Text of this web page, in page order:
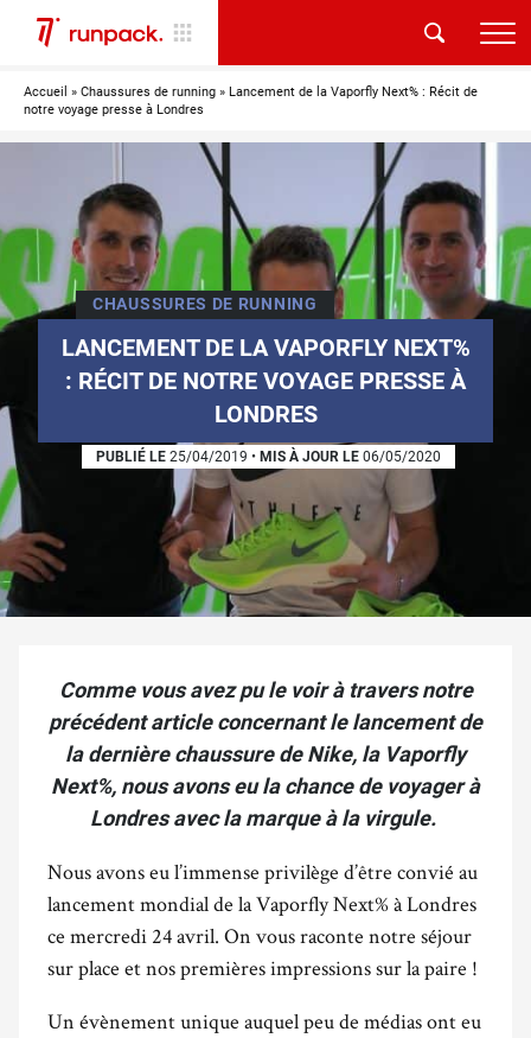
Accueil » Chaussures de running » Lancement de la Vaporfly Next% : Récit de
notre voyage presse à Londres
CHAUSSURES DE RUNNING
LANCEMENT DE LA VAPORFLY NEXT%
: RÉCIT DE NOTRE VOYAGE PRESSE À
LONDRES
PUBLIÉ LE 25/04/2019 • MIS À JOUR LE 06/05/2020
Comme vous avez pu le voir à travers notre
précédent article concernant le lancement de
la dernière chaussure de Nike, la Vaporfly
Next%, nous avons eu la chance de voyager à
Londres avec la marque à la virgule.
Nous avons eu l’immense privilège d’être convié au
lancement mondial de la Vaporfly Next% à Londres
ce mercredi 24 avril. On vous raconte notre séjour
sur place et nos premières impressions sur la paire !
Un évènement unique auquel peu de médias ont eu